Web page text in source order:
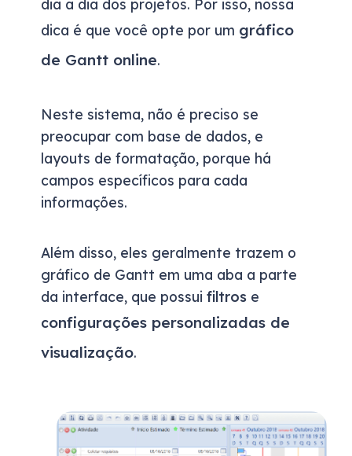
dia a dia dos projetos. Por isso, nossa
dica é que você opte por um gráfico
de Gantt online.
Neste sistema, não é preciso se
preocupar com base de dados, e
layouts de formatação, porque há
campos específicos para cada
informações.
Além disso, eles geralmente trazem o
gráfico de Gantt em uma aba a parte
da interface, que possui filtros e
configurações personalizadas de
visualização.